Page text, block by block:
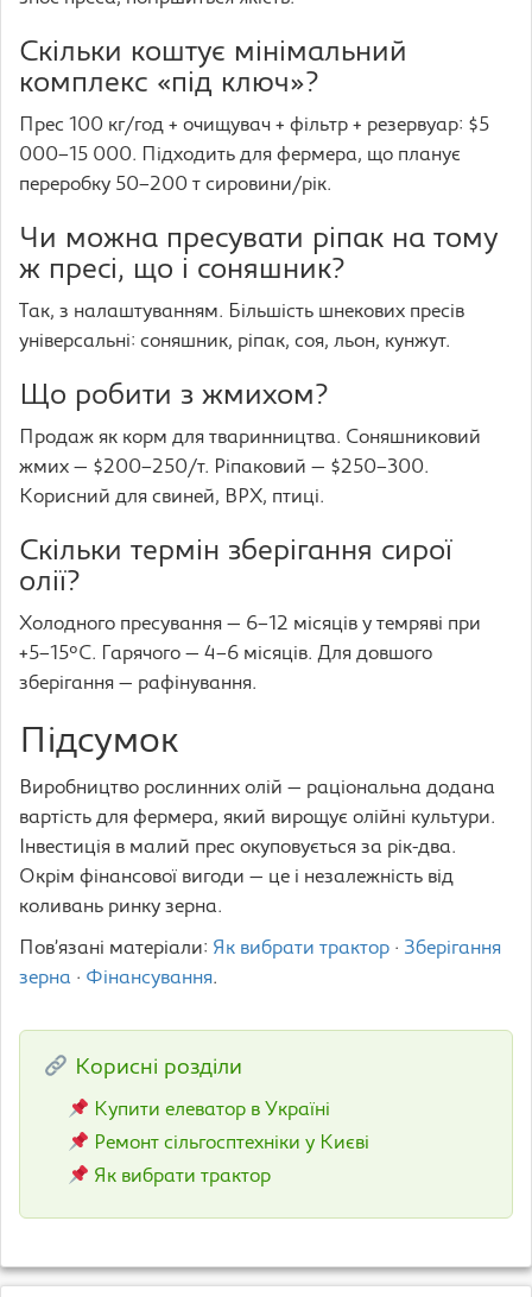
Скільки коштує мінімальний
комплекс «під ключ»?
Прес 100 кг/год + очищувач + фільтр + резервуар: $5
000–15 000. Підходить для фермера, що планує
переробку 50–200 т сировини/рік.
Чи можна пресувати ріпак на тому
ж пресі, що і соняшник?
Так, з налаштуванням. Більшість шнекових пресів
універсальні: соняшник, ріпак, соя, льон, кунжут.
Що робити з жмихом?
Продаж як корм для тваринництва. Соняшниковий
жмих — $200–250/т. Ріпаковий — $250–300.
Корисний для свиней, ВРХ, птиці.
Скільки термін зберігання сирої
олії?
Холодного пресування — 6–12 місяців у темряві при
+5–15°C. Гарячого — 4–6 місяців. Для довшого
зберігання — рафінування.
Підсумок
Виробництво рослинних олій — раціональна додана
вартість для фермера, який вирощує олійні культури.
Інвестиція в малий прес окуповується за рік-два.
Окрім фінансової вигоди — це і незалежність від
коливань ринку зерна.
Пов’язані матеріали: Як вибрати трактор · Зберігання
зерна · Фінансування.
Корисні розділи
Купити елеватор в Україні
Ремонт сільгосптехніки у Києві
Як вибрати трактор